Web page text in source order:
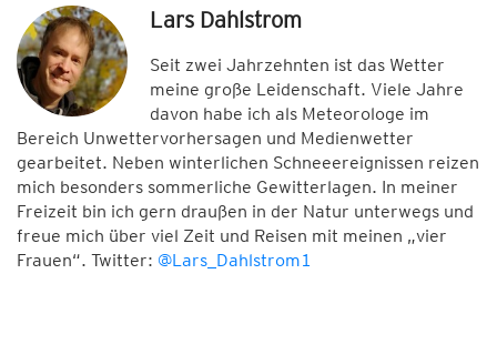
Lars Dahlstrom
Seit zwei Jahrzehnten ist das Wetter
meine große Leidenschaft. Viele Jahre
davon habe ich als Meteorologe im
Bereich Unwettervorhersagen und Medienwetter
gearbeitet. Neben winterlichen Schneeereignissen reizen
mich besonders sommerliche Gewitterlagen. In meiner
Freizeit bin ich gern draußen in der Natur unterwegs und
freue mich über viel Zeit und Reisen mit meinen „vier
Frauen“. Twitter: @Lars_Dahlstrom1